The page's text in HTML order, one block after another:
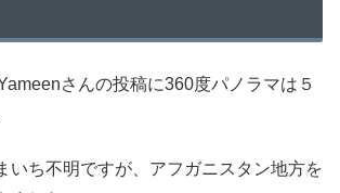
さんの投稿に360度パノラマは５
いち不明ですが、アフガニスタン地方を